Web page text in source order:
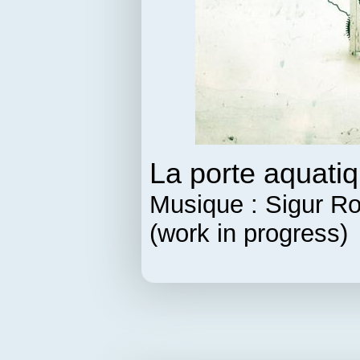
La porte
Musique : Sigur
(work in progress)